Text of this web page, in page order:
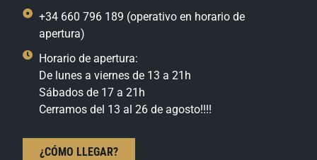
+34 660 796 189 (operativo en horario de
apertura)
Horario de apertura:
De lunes a viernes de 13 a 21h
Sábados de 17 a 21h
Cerramos del 13 al 26 de agosto!!!!
¿CÓMO LLEGAR?